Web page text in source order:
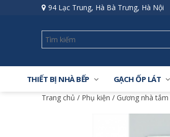
94 Lạc Trung, Hà Bà Trưng, Hà Nội
THIẾT BỊ NHÀ BẾP GẠCH ỐP LÁT
Trang chủ / Phụ kiện / Gương nhà tắm